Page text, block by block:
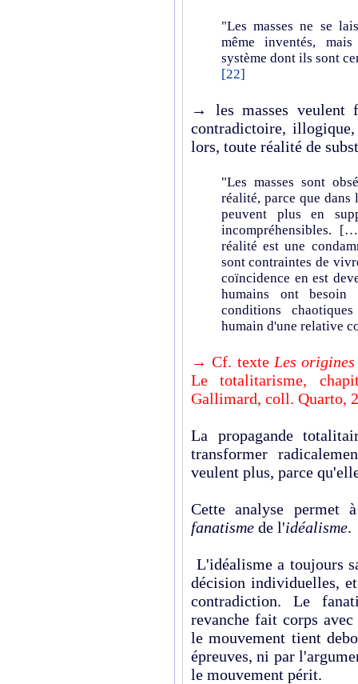
"Les masses ne se
même inventés,
système dont ils sont
[22]
→ les masses veulent
contradictoire,
lors, toute réalité de
"Les masses sont
réalité, parce que dans
peuvent plus en
incompréhensibles.
réalité est une
sont contraintes de
coïncidence en est
humains ont besoin
conditions
humain d'une relative
→ Cf. texteLes
Le totalitarisme,
Gallimard, coll. Quarto,
La propagande
transformer
veulent plus, parce
Cette analyse permet
fanatisme de l'idéalisme.
L'idéalisme a toujours
décision individuelles,
contradiction. Le
revanche fait corps
le mouvement tient
épreuves, ni par
le mouvement périt.